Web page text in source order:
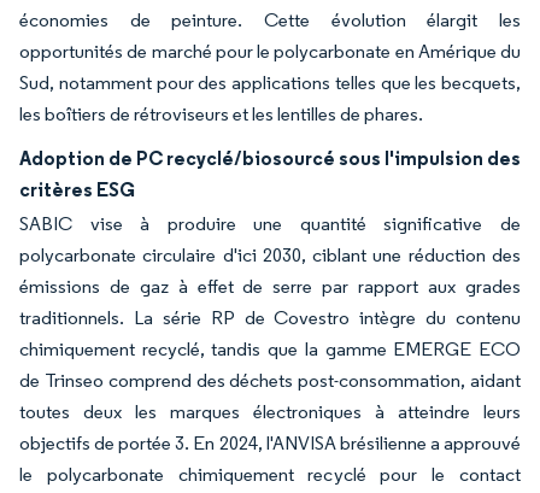
économies de peinture. Cette évolution élargit les
opportunités de marché pour le polycarbonate en Amérique du
Sud, notamment pour des applications telles que les becquets,
les boîtiers de rétroviseurs et les lentilles de phares.
Adoption de PC recyclé/biosourcé sous l'impulsion des
critères ESG
SABIC vise à produire une quantité significative de
polycarbonate circulaire d'ici 2030, ciblant une réduction des
émissions de gaz à effet de serre par rapport aux grades
traditionnels. La série RP de Covestro intègre du contenu
chimiquement recyclé, tandis que la gamme EMERGE ECO
de Trinseo comprend des déchets post-consommation, aidant
toutes deux les marques électroniques à atteindre leurs
objectifs de portée 3. En 2024, l'ANVISA brésilienne a approuvé
le polycarbonate chimiquement recyclé pour le contact